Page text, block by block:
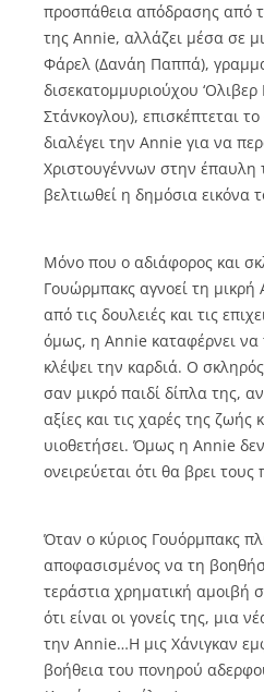
προσπάθεια απόδρασης από
της Annie, αλλάζει μέσα σε
Φάρελ (Δανάη Παππά),
δισεκατομμυριούχου
Στάνκογλου), επισκέπτεται
διαλέγει την Annie για να
Χριστουγέννων στην έπαυλη
βελτιωθεί η δημόσια εικόνα
Μόνο που ο αδιάφορος και
Γουώρμπακς αγνοεί τη
από τις δουλειές και τις
όμως, η Annie καταφέρνει να
κλέψει την καρδιά. Ο σκληρός
σαν μικρό παιδί δίπλα της,
αξίες και τις χαρές της ζωής
υιοθετήσει. Όμως η Annie
ονειρεύεται ότι θα βρει τους
Όταν ο κύριος Γουόρμπακς
αποφασισμένος να τη
τεράστια χρηματική αμοιβή
ότι είναι οι γονείς της, μια
την Annie…Η μις Χάνιγκαν
βοήθεια του πονηρού